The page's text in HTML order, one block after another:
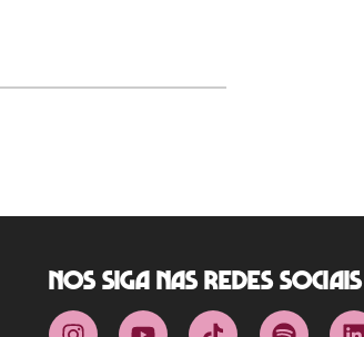
Nos siga nas redes sociais